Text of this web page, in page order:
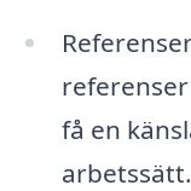
få en
arbetssätt.